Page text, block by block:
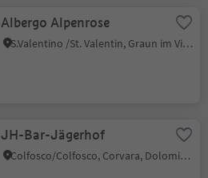
Albergo Alpenrose
S.Valentino /St. Valentin, Graun im Vinschgau/Curon Venosta, Vinschgau/Val Venosta
JH-Bar-Jägerhof
Colfosco/Colfosco, Corvara, Dolomites Region Alta Badia